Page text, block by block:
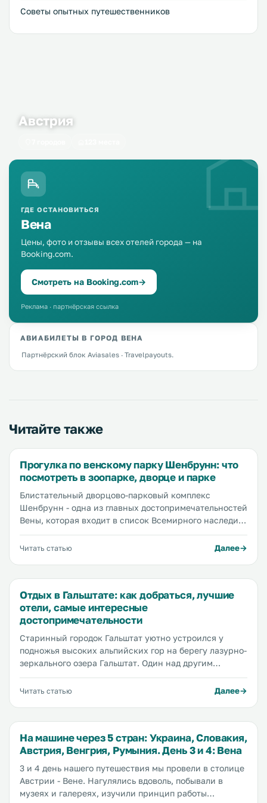
Советы опытных путешественников
Австрия
ГДЕ ОСТАНОВИТЬСЯ
Вена
Цены, фото и отзывы всех отелей города — на
Booking.com.
Смотреть на Booking.com→
Реклама · партнёрская ссылка
АВИАБИЛЕТЫ В ГОРОД ВЕНА
Партнёрский блок Aviasales · Travelpayouts.
Читайте также
Прогулка по венскому парку Шенбрунн: что
посмотреть в зоопарке, дворце и парке
Блистательный дворцово-парковый комплекс
Шенбрунн - одна из главных достопримечательностей
Вены, которая входит в список Всемирного наследия
ЮНЕСКО. На территории бывшей летней резиденции
императорской семьи Габсбургов расположен
ценность которого - удивительные панды.
Рассказываем, что куда сходить и что посмотреть в
Шенбрунн, сколько стоят входные билеты и где
остановиться поблизости.
Читать статью Далее
Отдых в Гальштате: как добраться, лучшие
отели, самые интересные
достопримечательности
Старинный городок Гальштат уютно устроился у
подножья высоких альпийских гор на берегу лазурно-
зеркального озера Гальштат. Один над другим
возвышаются домики с серыми черепичными
крышами, узкие мощеные брусчаткой улицы увиты
Читать статью Далее
На машине через 5 стран: Украина, Словакия,
Австрия, Венгрия, Румыния. День 3 и 4: Вена
3 и 4 день нашего путешествия мы провели в столице
Австрии - Вене. Нагулялись вдоволь, побывали в
музеях и галереях, изучили принцип работы